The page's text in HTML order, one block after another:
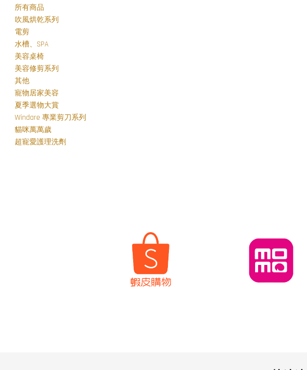
所有商品
吹風烘乾系列
電剪
水槽、SPA
美容桌椅
美容修剪系列
其他
寵物居家美容
夏季選物大賞
Windare 專業剪刀系列
貓咪萬萬歲
超寵愛護理洗劑